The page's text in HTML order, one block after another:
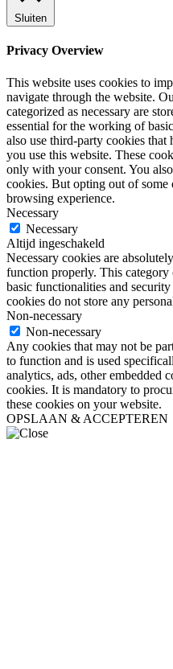
Sluiten
Privacy Overview
This website uses cookies to
navigate through the website.
categorized as necessary are
essential for the working of
also use third-party cookies that
you use this website. These
only with your consent. You
cookies. But opting out of
browsing experience.
Necessary
Necessary
Altijd ingeschakeld
Necessary cookies are
function properly. This category
basic functionalities and
cookies do not store any
Non-necessary
Non-necessary
Any cookies that may not be
to function and is used
analytics, ads, other embedded
cookies. It is mandatory to
these cookies on your website.
OPSLAAN & ACCEPTEREN